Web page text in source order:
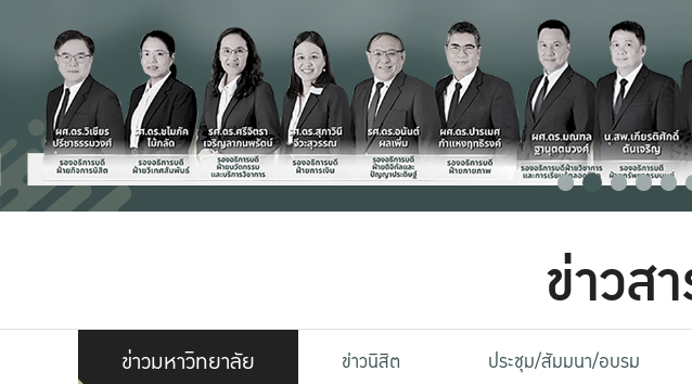
ข่าวส
ข่าวมหาวิทยาลัย ข่าวนิสิต ประชุม/สัมมนา/อบรม